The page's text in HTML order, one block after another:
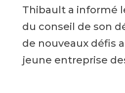
Thibault a informé
du conseil de son
de nouveaux défis
jeune entreprise